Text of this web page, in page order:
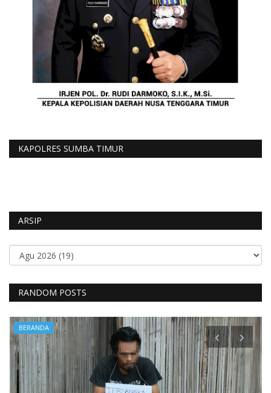
KAPOLRES SUMBA TIMUR
ARSIP
RANDOM POSTS
BERANDA